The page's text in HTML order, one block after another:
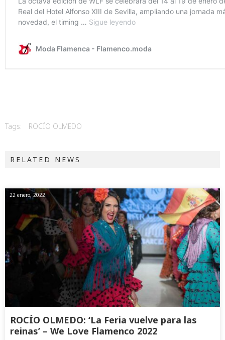
Tags: ROCÍO OLMEDO
RELATED NEWS
22 enero, 2022
ROCÍO OLMEDO: ‘La Feria vuelve para las
reinas’ – We Love Flamenco 2022